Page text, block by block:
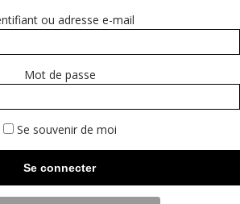
ou adresse e-mail
Mot de passe
Se souvenir de moi